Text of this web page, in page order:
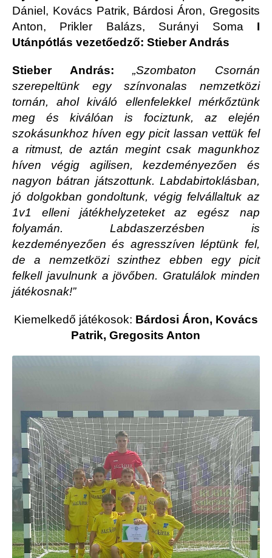
Dániel, Kovács Patrik, Bárdosi Áron, Gregosits
Anton, Prikler Balázs, Surányi Soma I
Utánpótlás vezetőedző: Stieber András
Stieber András:
„Szombaton Csornán
szerepeltünk egy színvonalas nemzetközi
tornán, ahol kiváló ellenfelekkel mérkőztünk
meg és kiválóan is fociztunk, az elején
szokásunkhoz híven egy picit lassan vettük fel
a ritmust, de aztán megint csak magunkhoz
híven végig agilisen, kezdeményezően és
nagyon bátran játszottunk. Labdabirtoklásban,
jó dolgokban gondoltunk, végig felvállaltuk az
1v1 elleni játékhelyzeteket az egész nap
folyamán. Labdaszerzésben is
kezdeményezően és agresszíven léptünk fel,
de a nemzetközi szinthez ebben egy picit
felkell javulnunk a jövőben. Gratulálok minden
játékosnak!”
Kiemelkedő játékosok: Bárdosi Áron, Kovács
Patrik, Gregosits Anton